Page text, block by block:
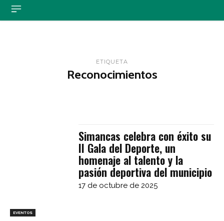
ETIQUETA
Reconocimientos
EVENTOS
Simancas celebra con éxito su
II Gala del Deporte, un
homenaje al talento y la
pasión deportiva del municipio
17 de octubre de 2025